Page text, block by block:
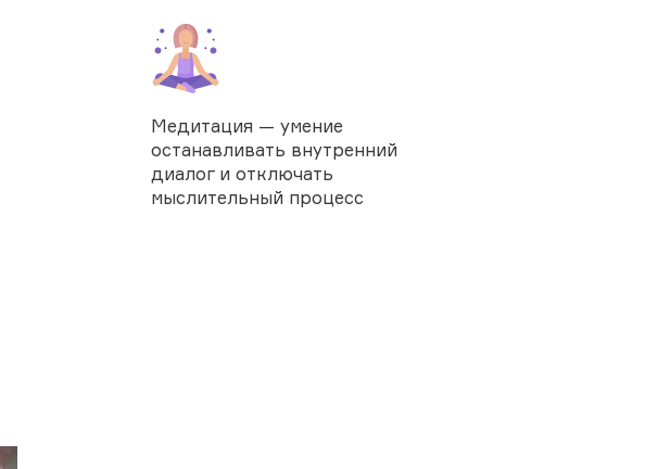
Медитация — умение
останавливать внутренний
диалог и отключать
мыслительный процесс